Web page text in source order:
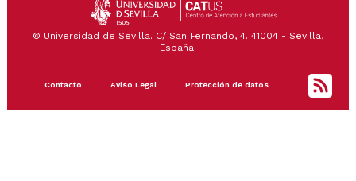
© Universidad de Sevilla. C/ San Fernando, 4. 41004 - Sevilla,
España.
Footer
menu
Contacto Aviso Legal Protección de datos